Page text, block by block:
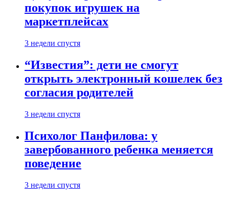
покупок игрушек на
маркетплейсах
3 недели спустя
“Известия”: дети не смогут
открыть электронный кошелек без
согласия родителей
3 недели спустя
Психолог Панфилова: у
завербованного ребенка меняется
поведение
3 недели спустя